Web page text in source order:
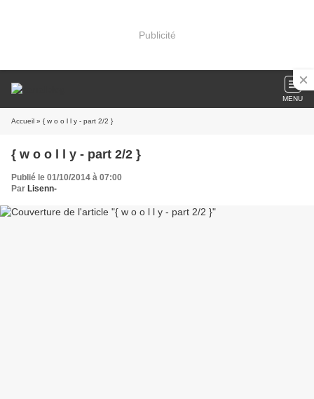
Publicité
MENU
Accueil » { w o o l l y - part 2/2 }
{ w o o l l y - part 2/2 }
Publié le 01/10/2014 à 07:00
Par Lisenn-